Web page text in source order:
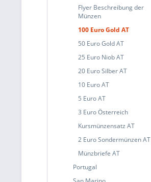
Flyer Beschreibung der
Münzen
100 Euro Gold AT
50 Euro Gold AT
25 Euro Niob AT
20 Euro Silber AT
10 Euro AT
5 Euro AT
3 Euro Österreich
Kursmünzensatz AT
2 Euro Sondermünzen AT
Münzbriefe AT
Portugal